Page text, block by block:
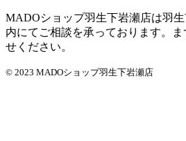
MADOショップ羽生下岩瀬店は羽
内にてご相談を承っております。
せください。
© 2023 MADOショップ羽生下岩瀬店